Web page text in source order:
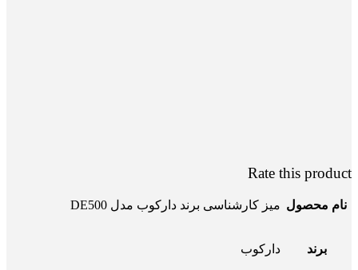
Rate this product
نام محصول میز کارشناسی برند دارکوب مدل DE500
برند دارکوب